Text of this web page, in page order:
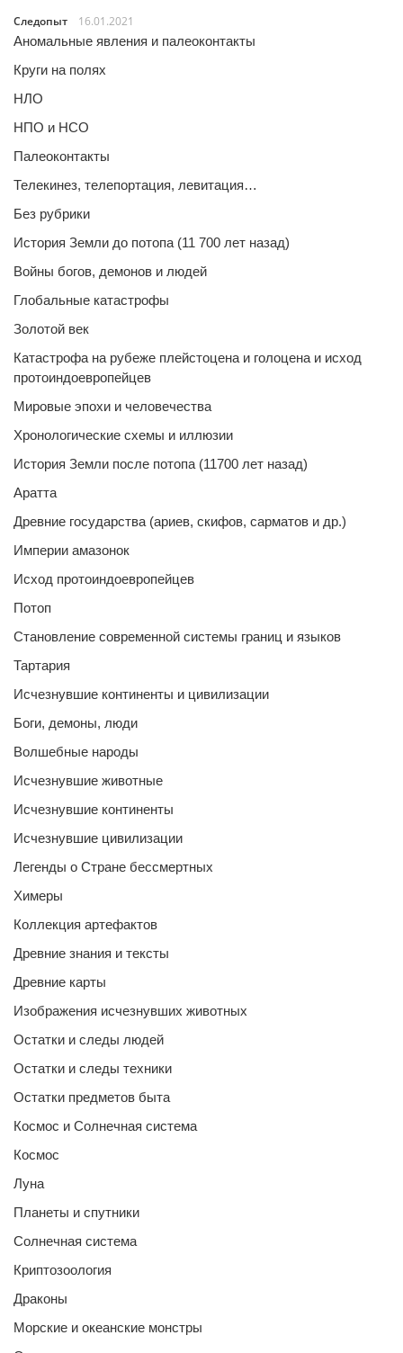
Следопыт
16.01.2021
Аномальные явления и палеоконтакты
Круги на полях
НЛО
НПО и НСО
Палеоконтакты
Телекинез, телепортация, левитация…
Без рубрики
История Земли до потопа (11 700 лет назад)
Войны богов, демонов и людей
Глобальные катастрофы
Золотой век
Катастрофа на рубеже плейстоцена и голоцена и исход
протоиндоевропейцев
Мировые эпохи и человечества
Хронологические схемы и иллюзии
История Земли после потопа (11700 лет назад)
Аратта
Древние государства (ариев, скифов, сарматов и др.)
Империи амазонок
Исход протоиндоевропейцев
Потоп
Становление современной системы границ и языков
Тартария
Исчезнувшие континенты и цивилизации
Боги, демоны, люди
Волшебные народы
Исчезнувшие животные
Исчезнувшие континенты
Исчезнувшие цивилизации
Легенды о Стране бессмертных
Химеры
Коллекция артефактов
Древние знания и тексты
Древние карты
Изображения исчезнувших животных
Остатки и следы людей
Остатки и следы техники
Остатки предметов быта
Космос и Солнечная система
Космос
Луна
Планеты и спутники
Солнечная система
Криптозоология
Драконы
Морские и океанские монстры